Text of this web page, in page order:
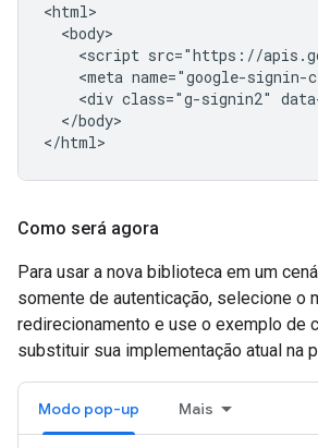
<html>
  <body>
<script src="https://
<meta name="google-signin-
<div class="g-signin2"
  </body>
Como será agora
Para usar a nova biblioteca em um
somente de autenticação, selecione o
redirecionamento e use o exemplo de
substituir sua implementação atual na
Modo pop-up Mais